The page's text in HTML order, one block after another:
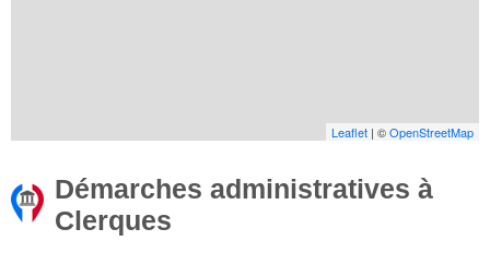
Leaflet | ©OpenStreetMap
Démarches administratives à
Clerques